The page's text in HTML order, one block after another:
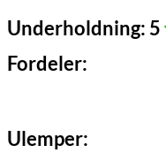
Underholdning: 5
Fordeler:
Ulemper: